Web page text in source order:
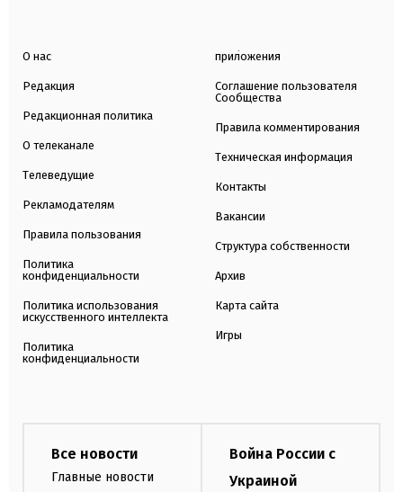
О нас
Редакция
Редакционная политика
О телеканале
Телеведущие
Рекламодателям
Правила пользования
Политика
конфиденциальности
Политика использования
искусственного интеллекта
Политика
конфиденциальности
приложения
Соглашение пользователя
Сообщества
Правила комментирования
Техническая информация
Контакты
Вакансии
Структура собственности
Архив
Карта сайта
Игры
Все новости
Главные новости
Война России с
Украиной